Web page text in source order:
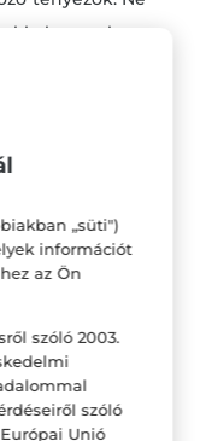
szemben.
kétségeink.
kudarctól, és
legjobb, ha
egy
a mentális
a
„süti")
információt
az Ön
szóló 2003.
szóló
Unió